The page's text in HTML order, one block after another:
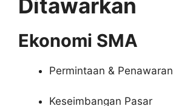
Ditawarkan
Ekonomi SMA
Permintaan & Penawaran
Keseimbangan Pasar